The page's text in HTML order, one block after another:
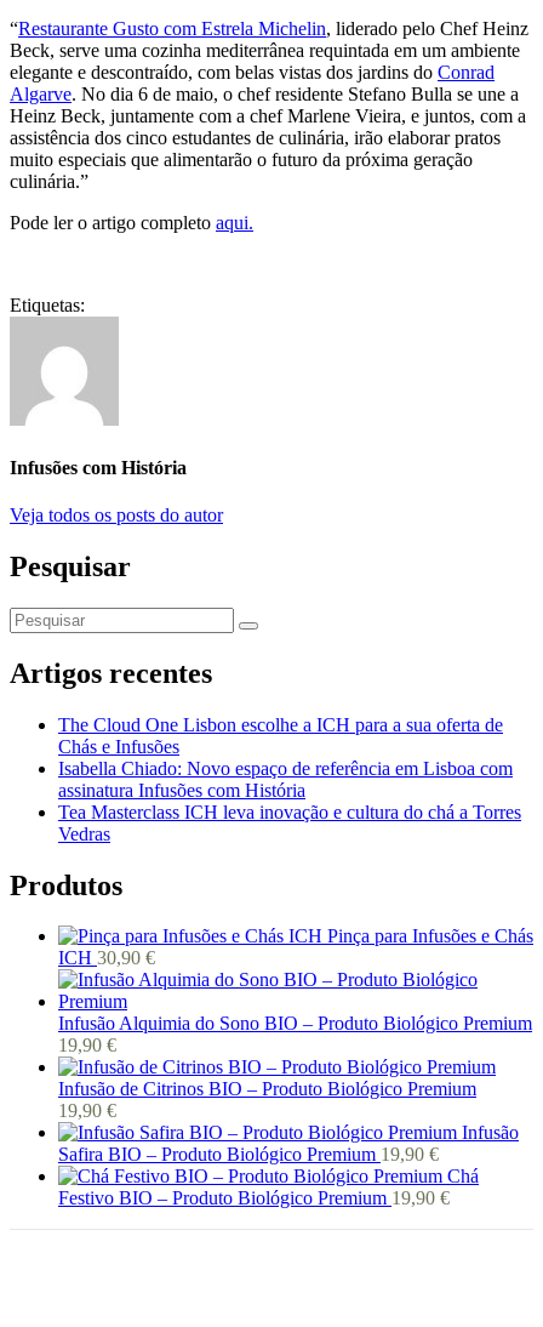
“Restaurante Gusto com Estrela Michelin, liderado pelo Chef Heinz
Beck, serve uma cozinha mediterrânea requintada em um ambiente
elegante e descontraído, com belas vistas dos jardins do Conrad
Algarve. No dia 6 de maio, o chef residente Stefano Bulla se une a
Heinz Beck, juntamente com a chef Marlene Vieira, e juntos, com a
assistência dos cinco estudantes de culinária, irão elaborar pratos
muito especiais que alimentarão o futuro da próxima geração
culinária.”
Pode ler o artigo completo aqui.
Etiquetas:
Infusões com História
Veja todos os posts do autor
Pesquisar
Artigos recentes
The Cloud One Lisbon escolhe a ICH para a sua oferta de
Chás e Infusões
Isabella Chiado: Novo espaço de referência em Lisboa com
assinatura Infusões com História
Tea Masterclass ICH leva inovação e cultura do chá a Torres
Vedras
Produtos
Pinça para Infusões e Chás
ICH 30,90 €
Infusão Alquimia do Sono BIO – Produto Biológico Premium
19,90 €
Infusão de Citrinos BIO – Produto Biológico Premium
19,90 €
Infusão
Safira BIO – Produto Biológico Premium 19,90 €
Chá
Festivo BIO – Produto Biológico Premium 19,90 €